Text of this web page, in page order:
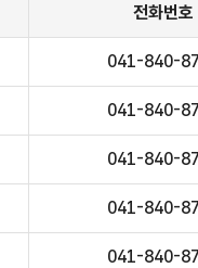
전화번호
041-840-
041-840-
041-840-
041-840-
041-840-